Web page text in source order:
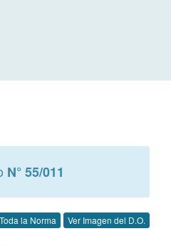
N° 55/011
Toda la Norma Ver Imagen del D.O.